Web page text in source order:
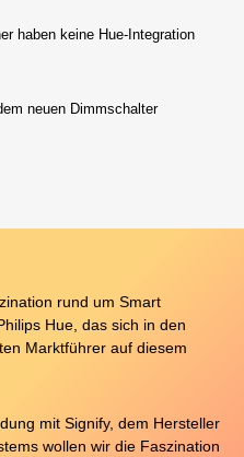
haben keine Hue-Integration
neuen Dimmschalter
rund um Smart
Hue, das sich in den
Marktführer auf diesem
mit Signify, dem Hersteller
wollen wir die Faszination